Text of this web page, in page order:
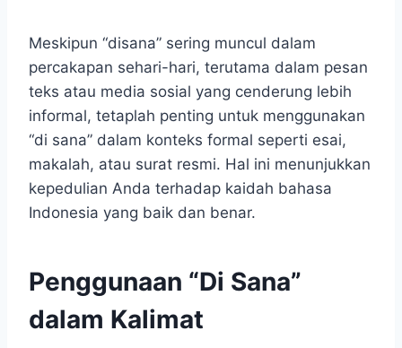
Meskipun “disana” sering muncul dalam
percakapan sehari-hari, terutama dalam pesan
teks atau media sosial yang cenderung lebih
informal, tetaplah penting untuk menggunakan
“di sana” dalam konteks formal seperti esai,
makalah, atau surat resmi. Hal ini menunjukkan
kepedulian Anda terhadap kaidah bahasa
Indonesia yang baik dan benar.
Penggunaan “Di Sana”
dalam Kalimat